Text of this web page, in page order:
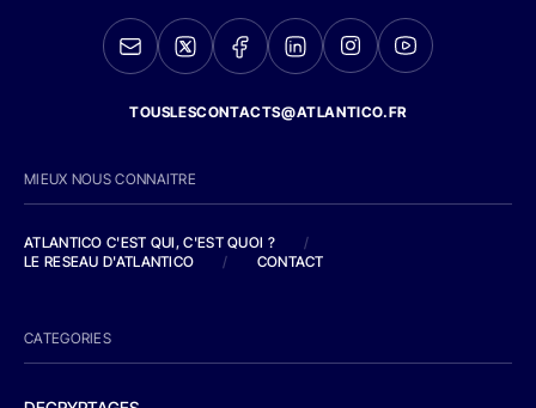
TOUSLESCONTACTS@ATLANTICO.FR
MIEUX NOUS CONNAITRE
ATLANTICO C'EST QUI, C'EST QUOI ?
/
LE RESEAU D'ATLANTICO
/ CONTACT
CATEGORIES